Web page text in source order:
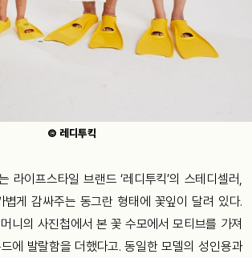
© 레디투킥
라이프스타일 브랜드 ‘레디투킥’의 스테디셀러,
볍게 감싸주는 동그란 형태에 꽃잎이 달려 있다.
니의 사진첩에서 본 꽃 수모에서 모티브를 가져
에 발랄함을 더했다고. 동일한 모델의 성인용과